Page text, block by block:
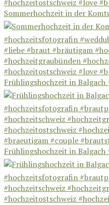
Sommerhochzeit in der
Frühlingshochzeit in
Frühlingshochzeit in